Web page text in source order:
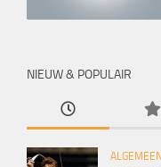
NIEUW & POPULAIR